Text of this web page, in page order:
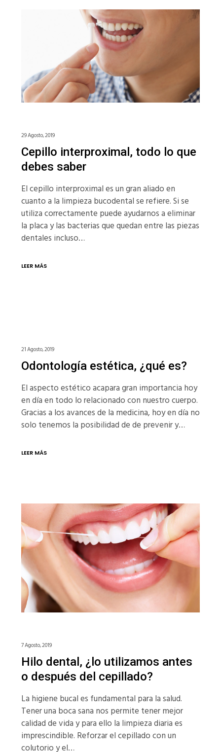
29 Agosto, 2019
Cepillo interproximal, todo lo que
debes saber
El cepillo interproximal es un gran aliado en
cuanto a la limpieza bucodental se refiere. Si se
utiliza correctamente puede ayudarnos a eliminar
la placa y las bacterias que quedan entre las piezas
dentales incluso…
LEER MÁS
21 Agosto, 2019
Odontología estética, ¿qué es?
El aspecto estético acapara gran importancia hoy
en día en todo lo relacionado con nuestro cuerpo.
Gracias a los avances de la medicina, hoy en día no
solo tenemos la posibilidad de de prevenir y…
LEER MÁS
7 Agosto, 2019
Hilo dental, ¿lo utilizamos antes
o después del cepillado?
La higiene bucal es fundamental para la salud.
Tener una boca sana nos permite tener mejor
calidad de vida y para ello la limpieza diaria es
imprescindible. Reforzar el cepillado con un
colutorio y el…